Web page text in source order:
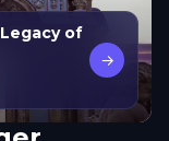
of
→